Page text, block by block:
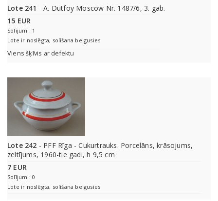
Lote 241 - A. Dutfoy Moscow Nr. 1487/6, 3. gab.
15 EUR
Solījumi: 1
Lote ir noslēgta, solīšana beigusies
Viens šķīvis ar defektu
Lote 242 - PFF Rīga - Cukurtrauks. Porcelāns, krāsojums,
zeltījums, 1960-tie gadi, h 9,5 cm
7 EUR
Solījumi: 0
Lote ir noslēgta, solīšana beigusies